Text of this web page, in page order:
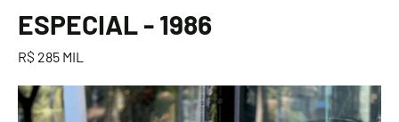
ESPECIAL - 1986
R$ 285 MIL